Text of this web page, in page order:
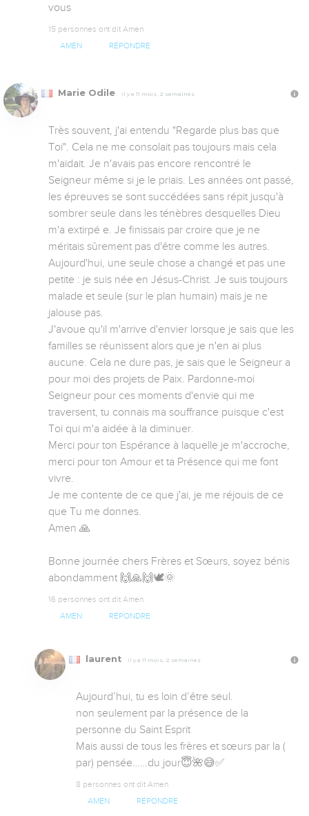
vous
15 personnes ont dit Amen
AMEN RÉPONDRE
Marie Odile Il y a 11 mois, 2 semaines
Très souvent, j'ai entendu "Regarde plus bas que
Toi". Cela ne me consolait pas toujours mais cela
m'aidait. Je n'avais pas encore rencontré le
Seigneur même si je le priais. Les années ont passé,
les épreuves se sont succédées sans répit jusqu'à
sombrer seule dans les ténèbres desquelles Dieu
m'a extirpé e. Je finissais par croire que je ne
méritais sûrement pas d'être comme les autres.
Aujourd'hui, une seule chose a changé et pas une
petite : je suis née en Jésus-Christ. Je suis toujours
malade et seule (sur le plan humain) mais je ne
jalouse pas.
J'avoue qu'il m'arrive d'envier lorsque je sais que les
familles se réunissent alors que je n'en ai plus
aucune. Cela ne dure pas, je sais que le Seigneur a
pour moi des projets de Paix. Pardonne-moi
Seigneur pour ces moments d'envie qui me
traversent, tu connais ma souffrance puisque c'est
Toi qui m'a aidée à la diminuer.
Merci pour ton Espérance à laquelle je m'accroche,
merci pour ton Amour et ta Présence qui me font
vivre.
Je me contente de ce que j'ai, je me réjouis de ce
que Tu me donnes.
Amen 🙏
Bonne journée chers Frères et Sœurs, soyez bénis
abondamment 🙌🙏🙌🕊️🌞
16 personnes ont dit Amen
AMEN RÉPONDRE
laurent Il y a 11 mois, 2 semaines
Aujourd’hui, tu es loin d’être seul.
non seulement par la présence de la
personne du Saint Esprit
Mais aussi de tous les frères et sœurs par la (
par) pensée……du jour😇🌺😅✅
8 personnes ont dit Amen
AMEN RÉPONDRE